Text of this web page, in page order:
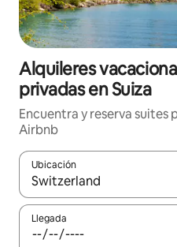
Alquileres
privadas en Suiza
Encuentra y reserva suites
Airbnb
Ubicación
Cuando los resultados
Llegada